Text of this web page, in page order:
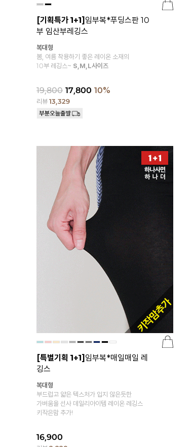
[기획특가 1+1]임부복*푸딩스판 10
부 임산부레깅스
복대형
봄, 여름 착용하기 좋은 레이온 소재의
10부 레깅스~ S,M,L사이즈
19,800 17,800 10%
리뷰 13,329
[특별기획 1+1]임부복*매일매일 레
깅스
복대형
부드럽고 얇은 텍스처가 입지 않은듯한
가벼움을 선사 데일리아이템 레이온 레깅스
키작은맘 추가!
16,900